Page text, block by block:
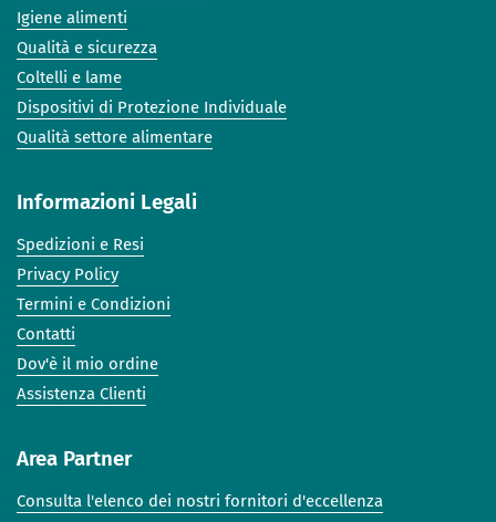
Igiene alimenti
Qualità e sicurezza
Coltelli e lame
Dispositivi di Protezione Individuale
Qualità settore alimentare
Informazioni Legali
Spedizioni e Resi
Privacy Policy
Termini e Condizioni
Contatti
Dov'è il mio ordine
Assistenza Clienti
Area Partner
Consulta l'elenco dei nostri fornitori d'eccellenza